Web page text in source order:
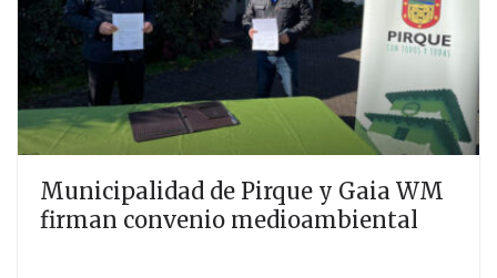
Municipalidad de Pirque y Gaia WM
firman convenio medioambiental